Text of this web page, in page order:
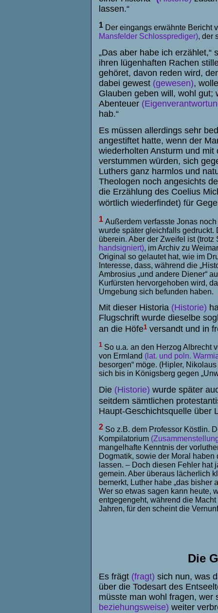
lassen.“
1 Der eingangs erwähnte Bericht
Mansfelder Schlossprediger), der
„Das aber habe ich erzählet,“
ihren lügenhaften Rachen
gehöret, davon reden wird,
dabei gewest (gewesen),
Glauben geben will, wohl
Abenteuer
hab.“
Es müssen allerdings sehr
angestiftet hatte, wenn der
wiederholten Ansturm und
verstummen würden, sich
Luthers ganz harmlos und
Theologen noch angesichts
die Erzählung des Coelius
wörtlich wiederfindet) für
1 Außerdem verfasste Jonas
wurde später gleichfalls gedruckt.
überein. Aber der Zweifel ist
handsigniert), im Archiv zu
Original so gelautet hat, wie im
Interesse, dass, während die
Ambrosius „und andere Diener“
Kurfürsten hervorgehoben wird,
Umgebung sich befunden haben.
Mit dieser Historia (Historie)
Flugschrift wurde dieselbe
an die Höfe1 versandt und in
1 So u.a. an den Herzog Albrecht
von Ermland (lat. und poln.
besorgen“ möge. (Hipler,
sich bis in Königsberg gegen
Die (Historie) wurde später
seitdem sämtlichen
Haupt-Geschichtsquelle über
2 So z.B. dem Professor Köstlin.
Kompilatorium
mangelhafte Kenntnis der
Dogmatik, sowie der Moral
lassen. – Doch diesen Fehler hat
gemein. Aber überaus lächerlich
bemerkt, Luther habe „das bisher
Wer so etwas sagen kann heute,
entgegengeht, während die
Jahren, für den scheint die
Die
Es frägt (fragt) sich nun, was
über die Todesart des
müsste man wohl fragen,
beziehungsweise) weiter